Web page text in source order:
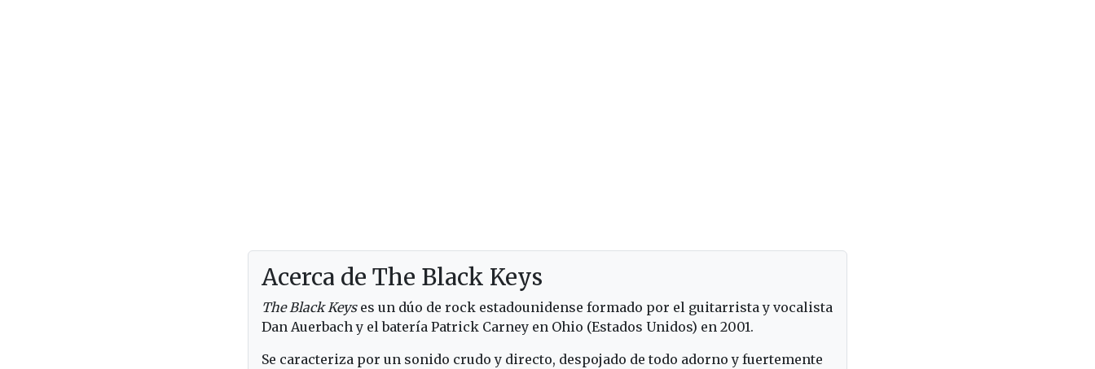
Acerca de The Black Keys
The Black Keyses un dúo de rock estadounidense formado por el guitarrista y vocalista
Dan Auerbach y el batería Patrick Carney en Ohio (Estados Unidos) en 2001.
Se caracteriza por un sonido crudo y directo, despojado de todo adorno y fuertemente